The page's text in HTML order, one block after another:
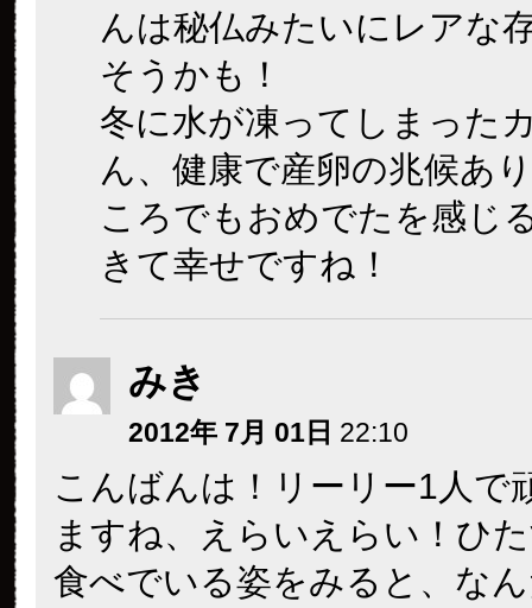
んは秘仏みたいにレアな
そうかも！
冬に水が凍ってしまった
ん、健康で産卵の兆候あ
ころでもおめでたを感じ
きて幸せですね！
みき
2012年 7月 01日 22:10
こんばんは！リーリー1人で
ますね、えらいえらい！ひ
食べでいる姿をみると、な